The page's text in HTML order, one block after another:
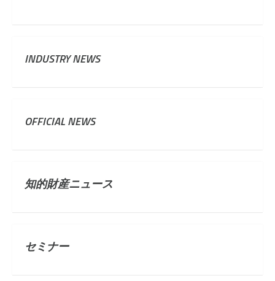
INDUSTRY NEWS
OFFICIAL NEWS
知的財産ニュース
セミナー